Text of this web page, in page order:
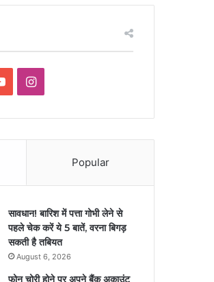
YouTubeInstagram
Popular
सावधान! बारिश में पत्ता गोभी लेने से
पहले चेक करें ये 5 बातें, वरना बिगड़
सकती है तबियत
August 6, 2026
फोन चोरी होने पर अपने बैंक अकाउंट